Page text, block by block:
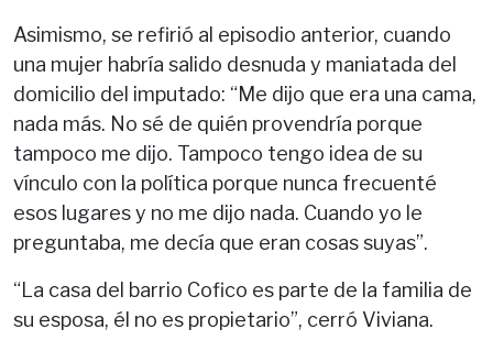
Asimismo, se refirió al episodio anterior, cuando
una mujer habría salido desnuda y maniatada del
domicilio del imputado: “Me dijo que era una cama,
nada más. No sé de quién provendría porque
tampoco me dijo. Tampoco tengo idea de su
vínculo con la política porque nunca frecuenté
esos lugares y no me dijo nada. Cuando yo le
preguntaba, me decía que eran cosas suyas”.
“La casa del barrio Cofico es parte de la familia de
su esposa, él no es propietario”, cerró Viviana.